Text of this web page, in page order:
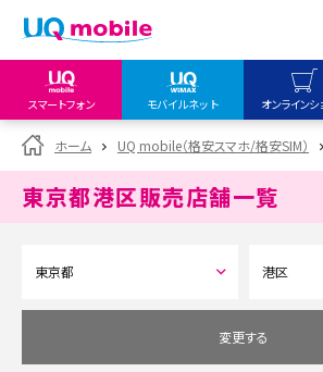
スマートフォン モバイルネット オンラインシ
my UQ WiMAX
UQ WiMAX ご契約の方
My UQ mobile
データチャージサイト
UQ mobile
オンラインショップ
UQ WiMAX
UQ mobile
販売店舗
UQ WiMAX
ホーム UQ mobile（格安スマホ/格安SIM）
東京都港区販売店舗一覧
変更する